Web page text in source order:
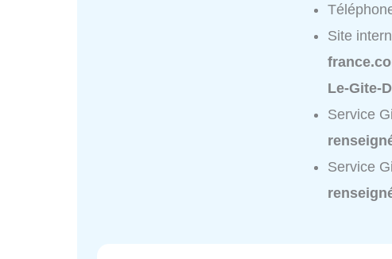
Site
Le-Gite-
Service
Service